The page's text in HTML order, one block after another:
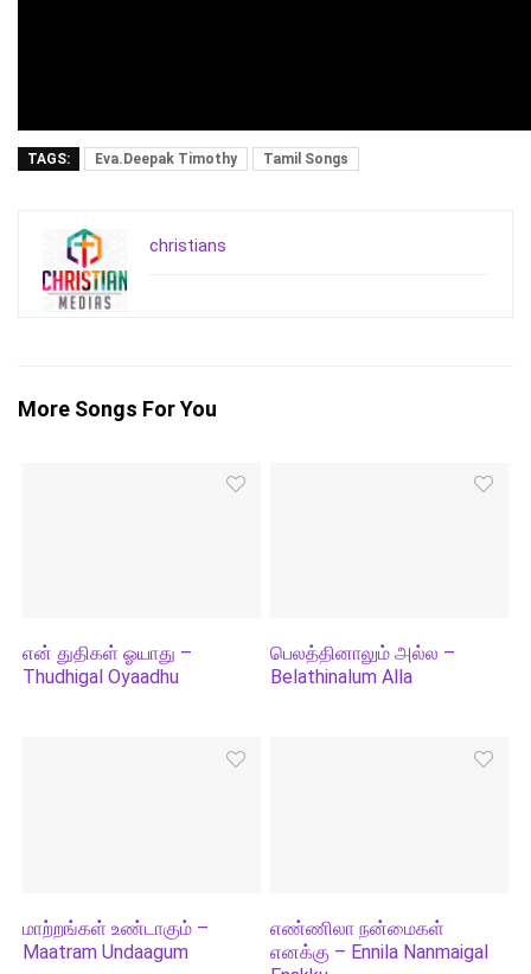
TAGS: Eva.Deepak Timothy Tamil Songs
christians
More Songs For You
என் துதிகள் ஓயாது –
Thudhigal Oyaadhu
பெலத்தினாலும் அல்ல –
Belathinalum Alla
மாற்றங்கள் உண்டாகும் –
Maatram Undaagum
எண்ணிலா நன்மைகள்
எனக்கு – Ennila Nanmaigal